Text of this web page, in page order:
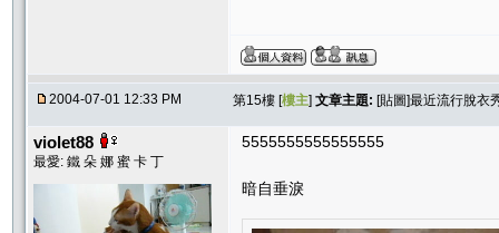
2004-07-01 12:33 PM 第15樓 [樓主] 文章主題: [貼圖]最近流行脫衣
violet88
最愛: 鐵 朵 娜 蜜 卡 丁
5555555555555555
暗自垂淚